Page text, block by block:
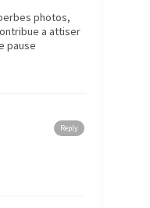
photos,
a attiser
pause
Reply